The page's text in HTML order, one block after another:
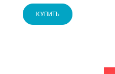
КУПИТЬ